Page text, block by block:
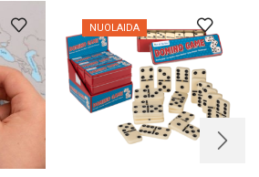
NUOLAIDA